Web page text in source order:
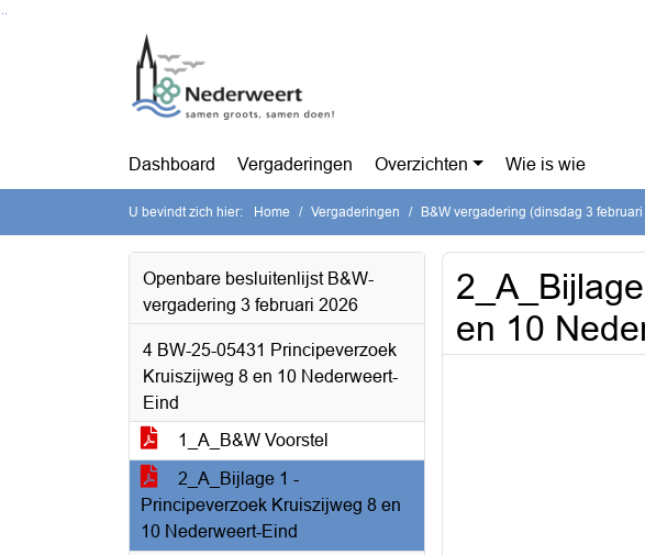
Dashboard Vergaderingen Overzichten Wie is wie
U bevindt zich hier: Home Vergaderingen B&W vergadering (dinsdag 3
Openbare besluitenlijst B&W-
vergadering 3 februari 2026
4 BW-25-05431 Principeverzoek
Kruiszijweg 8 en 10 Nederweert-
Eind
1_A_B&W Voorstel
2_A_Bijlage 1 -
Principeverzoek Kruiszijweg 8 en
10 Nederweert-Eind
en 10